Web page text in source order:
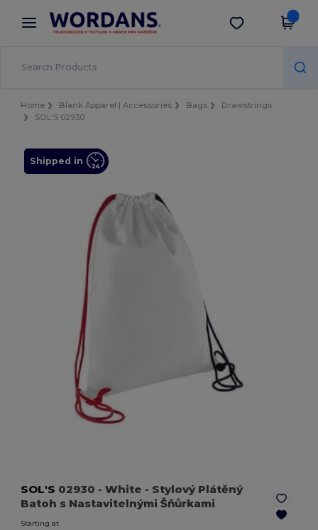
× Aplikace Wordans
Lepší ceny v aplikaci!
Stáhnout app
Home Blank Apparel | Accessories Bags
Drawstrings
SOL'S 02930
Shipped in
SOL'S 02930 - White - Stylový Plátěný
Batoh s Nastavitelnými Šňůrkami
Starting at